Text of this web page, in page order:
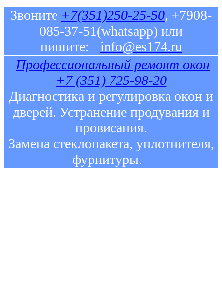
Звоните +7(351)250-25-50, +7908-
085-37-51(whatsapp) или
пишите:
info@es174.ru
Профессиональный ремонт окон
+7 (351) 725-98-20
Диагностика и регулировка окон и
дверей. Устранение продувания и
провисания.
Замена стеклопакета, уплотнителя,
фурнитуры.